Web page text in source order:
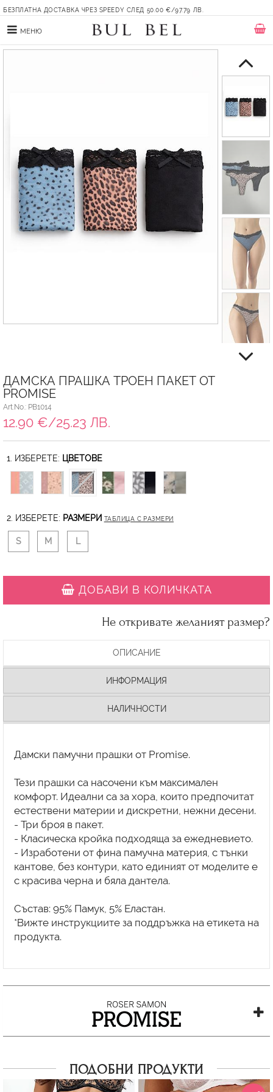
БЕЗПЛАТНА ДОСТАВКА ЧРЕЗ SPEEDY СЛЕД 50.00 €/97.79 ЛВ.
МЕНЮ
ДАМСКА ПРАШКА ТРОЕН ПАКЕТ ОТ
PROMISE
Art.No.: PB1014
12.90 €/25.23 ЛВ.
1. ИЗБЕРЕТЕ: ЦВЕТОВЕ
2. ИЗБЕРЕТЕ: РАЗМЕРИ ТАБЛИЦА С РАЗМЕРИ
S M L
ДОБАВИ В КОЛИЧКАТА
Не откривате желаният размер?
ОПИСАНИЕ
ИНФОРМАЦИЯ
НАЛИЧНОСТИ
Дамски памучни прашки от Promise.
Тези прашки са насочени към максимален
комфорт. Идеални са за хора, които предпочитат
естествени материи и дискретни, нежни десени.
- Три броя в пакет.
- Класическа кройка подходяща за ежедневието.
- Изработени от фина памучна материя, с тънки
кантове, без контури, като единият от моделите е
с красива черна и бяла дантела.
Състав: 95% Памук, 5% Еластан.
*Вижте инструкциите за поддръжка на етикета на
продукта.
ПОДОБНИ ПРОДУКТИ